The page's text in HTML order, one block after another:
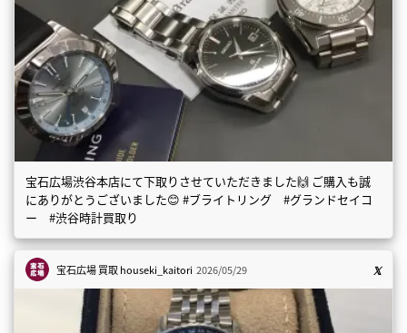
宝石広場渋谷本店にて下取りさせていただきました🙌 ご購入も誠
にありがとうございました😊 #ブライトリング #グランドセイコ
ー #渋谷時計買取り
宝石広場 買取houseki_kaitori 2026/05/29